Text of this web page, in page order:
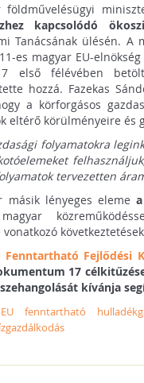
földművelésügyi
kapcsolódó
Tanácsának ülésén.
es magyar EU-
első félévében
hozzá. Fazekas
a körforgásos
eltérő körülményeire és
folyamatokra
tervezetten
másik lényeges eleme
Fenntartható Fejlődési
17
kívánja
EU fenntartható